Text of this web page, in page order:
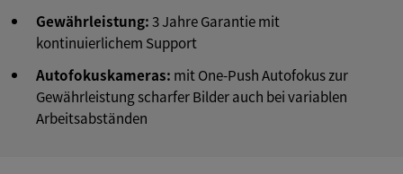
Gewährleistung:3 Jahre Garantie mit
kontinuierlichem Support
Autofokuskameras: mit One-Push Autofokus zur
Gewährleistung scharfer Bilder auch bei variablen
Arbeitsabständen